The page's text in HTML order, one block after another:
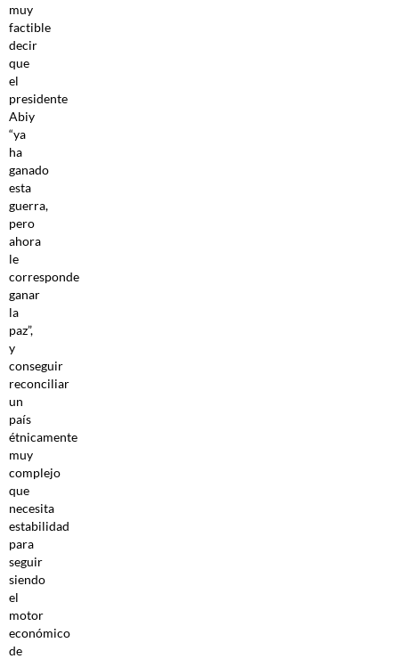
muy
factible
decir
que
el
presidente
Abiy
“ya
ha
ganado
esta
guerra,
pero
ahora
le
corresponde
ganar
la
paz”,
y
conseguir
reconciliar
un
país
étnicamente
muy
complejo
que
necesita
estabilidad
para
seguir
siendo
el
motor
económico
de